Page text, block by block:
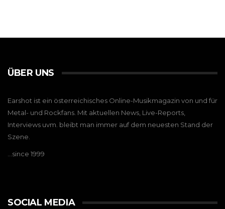
ÜBER UNS
Earshot ist ein österreichisches Online-Musikmagazin von und für
Metal- und Rockfans. Mit aktuellen News, Live-Reports,
Interviews uvm. bleibt man immer auf dem neuesten Stand der
Szene.
…since 1999
SOCIAL MEDIA